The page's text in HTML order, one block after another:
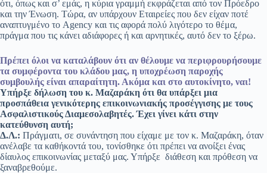
ότι, όπως και σ’ εμάς, η κύρια γραμμή εκφράζεται από τον Πρόεδρο
και την Ένωση. Τώρα, αν υπάρχουν Εταιρείες που δεν είχαν ποτέ
αναπτυγμένο το Agency και τις αφορά πολύ λιγότερο το θέμα,
πράγμα που τις κάνει αδιάφορες ή και αρνητικές, αυτό δεν το ξέρω.
Πρέπει όλοι να καταλάβουν ότι αν θέλουμε να περιφρουρήσουμε
τα συμφέροντα του κλάδου μας, η υποχρέωση παροχής
συμβουλής είναι απαραίτητη. Ακόμα και στο αυτοκίνητο, ναι!
Υπήρξε δήλωση του κ. Μαζαράκη ότι θα υπάρξει μια
προσπάθεια γενικότερης επικοινωνιακής προσέγγισης με τους
Ασφαλιστικούς Διαμεσολαβητές. Έχει γίνει κάτι στην
κατεύθυνση αυτή;
Δ.Λ.: Πράγματι, σε συνάντηση που είχαμε με τον κ. Μαζαράκη, όταν
ανέλαβε τα καθήκοντά του, τονίσθηκε ότι πρέπει να ανοίξει ένας
δίαυλος επικοινωνίας μεταξύ μας. Υπήρξε διάθεση και πρόθεση να
ξαναβρεθούμε.